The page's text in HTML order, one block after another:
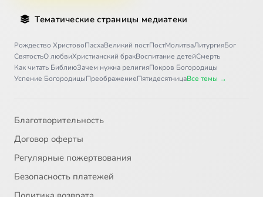
Тематические страницы медиатеки
Рождество ХристовоПасхаВеликий постПостМолитваЛитургияБог
СвятостьО любвиХристианский бракВоспитание детейСмерть
Как читать БиблиюЗачем нужна религияПокров Богородицы
Успение БогородицыПреображениеПятидесятницаВсе темы →
Благотворительность
Договор оферты
Регулярные пожертвования
Безопасность платежей